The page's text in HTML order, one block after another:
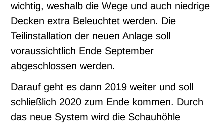
wichtig, weshalb die Wege und auch niedrige
Decken extra Beleuchtet werden. Die
Teilinstallation der neuen Anlage soll
voraussichtlich Ende September
abgeschlossen werden.
Darauf geht es dann 2019 weiter und soll
schließlich 2020 zum Ende kommen. Durch
das neue System wird die Schauhöhle